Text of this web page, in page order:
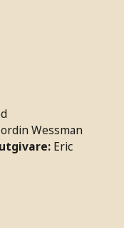
Wessman
Eric